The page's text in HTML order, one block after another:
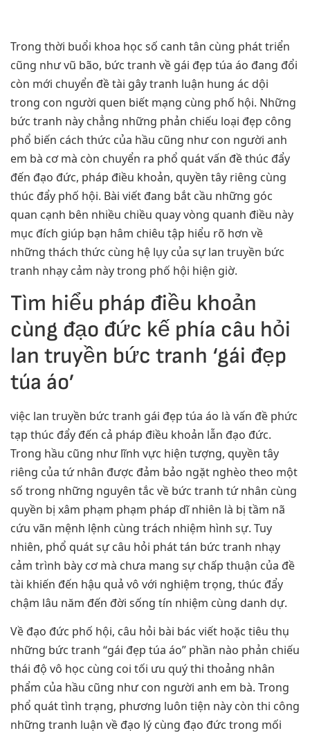
Trong thời buổi khoa học số canh tân cùng phát triển
cũng như vũ bão, bức tranh về gái đẹp túa áo đang đổi
còn mới chuyển đề tài gây tranh luận hung ác dội
trong con người quen biết mạng cùng phố hội. Những
bức tranh này chẳng những phản chiếu loại đẹp công
phổ biến cách thức của hầu cũng như con người anh
em bà cơ mà còn chuyển ra phổ quát vấn đề thúc đẩy
đến đạo đức, pháp điều khoản, quyền tây riêng cùng
thúc đẩy phố hội. Bài viết đang bắt cầu những góc
quan cạnh bên nhiều chiều quay vòng quanh điều này
mục đích giúp bạn hâm chiêu tập hiểu rõ hơn về
những thách thức cùng hệ lụy của sự lan truyền bức
tranh nhạy cảm này trong phố hội hiện giờ.
Tìm hiểu pháp điều khoản
cùng đạo đức kế phía câu hỏi
lan truyền bức tranh ‘gái đẹp
túa áo’
việc lan truyền bức tranh gái đẹp túa áo là vấn đề phức
tạp thúc đẩy đến cả pháp điều khoản lẫn đạo đức.
Trong hầu cũng như lĩnh vực hiện tượng, quyền tây
riêng của tứ nhân được đảm bảo ngặt nghèo theo một
số trong những nguyên tắc về bức tranh tứ nhân cùng
quyền bị xâm phạm phạm pháp dĩ nhiên là bị tầm nã
cứu vãn mệnh lệnh cùng trách nhiệm hình sự. Tuy
nhiên, phổ quát sự câu hỏi phát tán bức tranh nhạy
cảm trình bày cơ mà chưa mang sự chấp thuận của đề
tài khiến đến hậu quả vô với nghiệm trọng, thúc đẩy
chậm lâu năm đến đời sống tín nhiệm cùng danh dự.
Về đạo đức phố hội, câu hỏi bài bác viết hoặc tiêu thụ
những bức tranh “gái đẹp túa áo” phần nào phản chiếu
thái độ vô học cùng coi tối ưu quý thi thoảng nhân
phẩm của hầu cũng như con người anh em bà. Trong
phổ quát tình trạng, phương luôn tiện này còn thi công
những tranh luận về đạo lý cùng đạo đức trong mối